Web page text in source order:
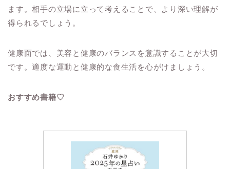
ます。相手の立場に立って考えることで、より深い理解が
得られるでしょう。
健康面では、美容と健康のバランスを意識することが大切
です。適度な運動と健康的な食生活を心がけましょう。
おすすめ書籍♡